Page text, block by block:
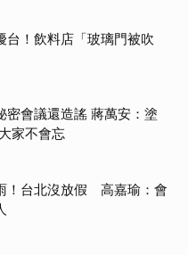
台！飲料店「玻璃門被吹
密會議還造謠 蔣萬安：塗
家不會忘
！台北沒放假 高嘉瑜：會